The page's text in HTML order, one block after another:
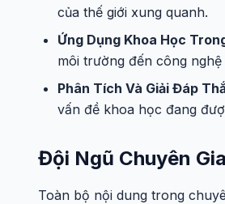
của thế giới xung quanh.
Ứng Dụng Khoa Học
môi trường đến công nghệ
Phân Tích Và Giải Đáp
vấn đề khoa học đang
Đội Ngũ Chuyên
Toàn bộ nội dung trong